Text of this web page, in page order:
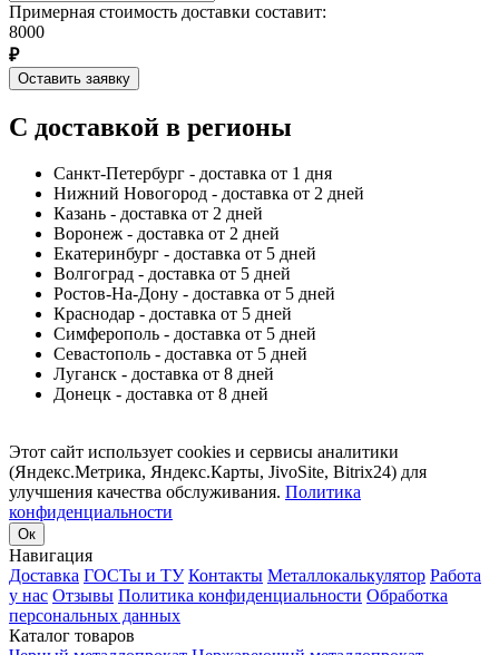
Примерная стоимость доставки составит:
8000
₽
Оставить заявку
С доставкой в регионы
Санкт-Петербург - доставка от 1 дня
Нижний Новогород - доставка от 2 дней
Казань - доставка от 2 дней
Воронеж - доставка от 2 дней
Екатеринбург - доставка от 5 дней
Волгоград - доставка от 5 дней
Ростов-На-Дону - доставка от 5 дней
Краснодар - доставка от 5 дней
Симферополь - доставка от 5 дней
Севастополь - доставка от 5 дней
Луганск - доставка от 8 дней
Донецк - доставка от 8 дней
Этот сайт использует cookies и сервисы аналитики
(Яндекс.Метрика, Яндекс.Карты, JivoSite, Bitrix24) для
улучшения качества обслуживания. Политика
конфиденциальности
Ок
Навигация
Доставка ГОСТы и ТУ Контакты Металлокалькулятор Работа
у нас Отзывы Политика конфиденциальности Обработка
персональных данных
Каталог товаров